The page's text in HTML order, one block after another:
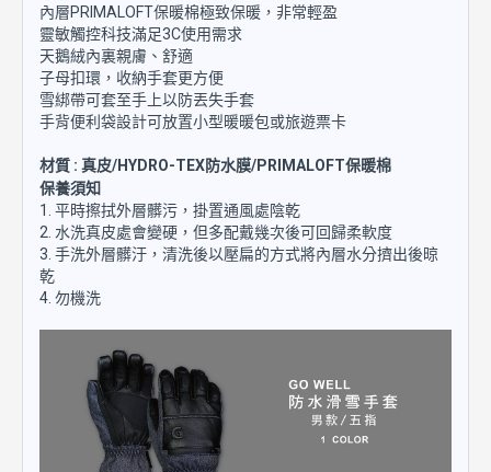
內層PRIMALOFT保暖棉極致保暖，非常輕盈
靈敏觸控科技滿足3C使用需求
天鵝絨內裏親膚、舒適
子母扣環，收納手套更方便
雪綁帶可套至手上以防丟失手套
手背便利袋設計可放置小型暖暖包或旅遊票卡
材質 : 真皮/HYDRO-TEX防水膜/PRIMALOFT保暖棉
保養須知
1. 平時擦拭外層髒污，掛置通風處陰乾
2. 水洗真皮處會變硬，但多配戴幾次後可回歸柔軟度
3. 手洗外層髒汙，清洗後以壓扁的方式將內層水分擠出後晾
乾
4. 勿機洗